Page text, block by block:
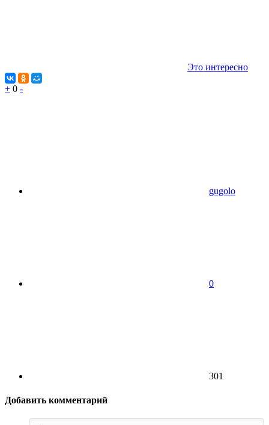
Это интересно
+ 0 -
gugolo
0
301
Добавить комментарий